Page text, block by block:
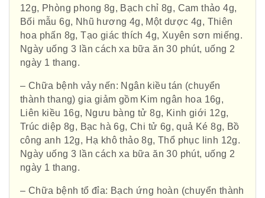
12g, Phòng phong 8g, Bạch chỉ 8g, Cam thảo 4g,
Bối mẫu 6g, Nhũ hương 4g, Một dược 4g, Thiên
hoa phấn 8g, Tạo giác thích 4g, Xuyên sơn miếng.
Ngày uống 3 lần cách xa bữa ăn 30 phút, uống 2
ngày 1 thang.
– Chữa bệnh vảy nến: Ngân kiều tán (chuyển
thành thang) gia giảm gồm Kim ngân hoa 16g,
Liên kiều 16g, Ngưu bàng tử 8g, Kinh giới 12g,
Trúc diệp 8g, Bạc hà 6g, Chi tử 6g, quả Ké 8g, Bồ
công anh 12g, Hạ khô thảo 8g, Thổ phục linh 12g.
Ngày uống 3 lần cách xa bữa ăn 30 phút, uống 2
ngày 1 thang.
– Chữa bệnh tổ đỉa: Bạch ứng hoàn (chuyển thành